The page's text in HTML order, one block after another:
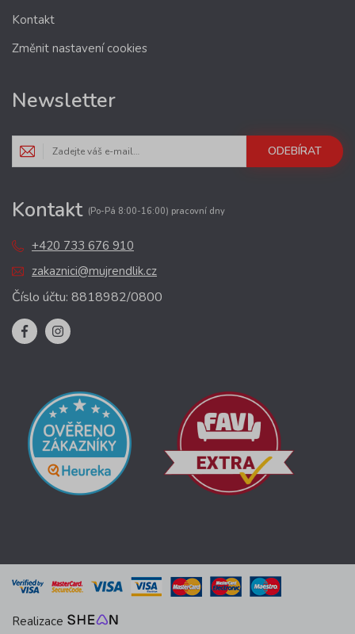
Kontakt
Změnit nastavení cookies
Newsletter
ODEBÍRAT
Kontakt (Po-Pá 8:00-16:00) pracovní dny
+420 733 676 910
zakaznici@mujrendlik.cz
Číslo účtu: 8818982/0800
Realizace